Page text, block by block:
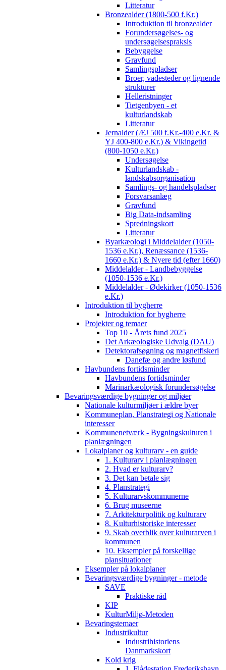
Litteratur
Bronzealder (1800-500 f.Kr.)
Introduktion til bronzealder
Forundersøgelses- og
undersøgelsespraksis
Bebyggelse
Gravfund
Samlingspladser
Broer, vadesteder og lignende
strukturer
Helleristninger
Tietgenbyen - et
kulturlandskab
Litteratur
Jernalder (ÆJ 500 f.Kr.-400 e.Kr. &
YJ 400-800 e.Kr.) & Vikingetid
(800-1050 e.Kr.)
Undersøgelse
Kulturlandskab -
landskabsorganisation
Samlings- og handelspladser
Forsvarsanlæg
Gravfund
Big Data-indsamling
Spredningskort
Litteratur
Byarkæologi i Middelalder (1050-
1536 e.Kr.), Renæssance (1536-
1660 e.Kr.) & Nyere tid (efter 1660)
Middelalder - Landbebyggelse
(1050-1536 e.Kr.)
Middelalder - Ødekirker (1050-1536
e.Kr.)
Introduktion til bygherre
Introduktion for bygherre
Projekter og temaer
Top 10 - Årets fund 2025
Det Arkæologiske Udvalg (DAU)
Detektorafsøgning og magnetfiskeri
Danefæ og andre løsfund
Havbundens fortidsminder
Havbundens fortidsminder
Marinarkæologisk forundersøgelse
Bevaringsværdige bygninger og miljøer
Nationale kulturmiljøer i ældre byer
Kommuneplan, Planstrategi og Nationale
interesser
Kommunenetværk - Bygningskulturen i
planlægningen
Lokalplaner og kulturarv - en guide
1. Kulturarv i planlægningen
2. Hvad er kulturarv?
3. Det kan betale sig
4. Planstrategi
5. Kulturarvskommunerne
6. Brug museerne
7. Arkitekturpolitik og kulturarv
8. Kulturhistoriske interesser
9. Skab overblik over kulturarven i
kommunen
10. Eksempler på forskellige
plansituationer
Eksempler på lokalplaner
Bevaringsværdige bygninger - metode
SAVE
Praktiske råd
KIP
KulturMiljø-Metoden
Bevaringstemaer
Industrikultur
Industrihistoriens
Danmarkskort
Kold krig